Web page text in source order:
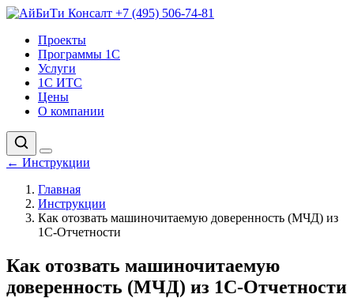
+7 (495) 506-74-81
Проекты
Программы 1С
Услуги
1С ИТС
Цены
О компании
← Инструкции
Главная
Инструкции
Как отозвать машиночитаемую доверенность (МЧД) из
1С-Отчетности
Как отозвать машиночитаемую
доверенность (МЧД) из 1С-Отчетности